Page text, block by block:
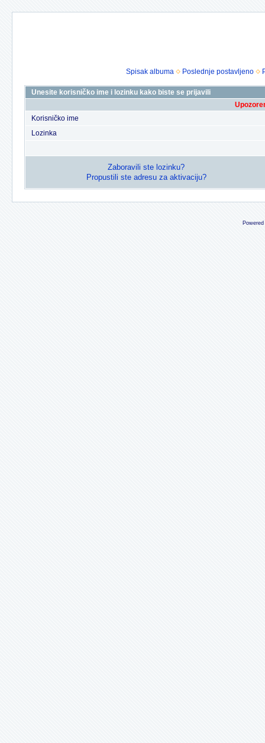
Spisak albuma Poslednje postavljeno
Unesite korisničko ime i lozinku kako biste se prijavili
Korisničko ime
Lozinka
Zaboravili ste lozinku?
Propustili ste adresu za aktivaciju?